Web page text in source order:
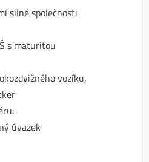
silné společnosti
s maturitou
vozíku,
úvazek